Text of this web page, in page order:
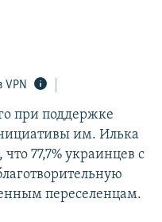
СОПРОТИВЛЕНИЯ
VPN
при поддержке
им. Илька
77,7% украинцев с
переселенцам.